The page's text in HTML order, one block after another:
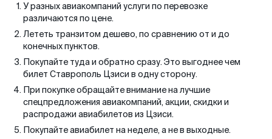
У разных авиакомпаний услуги по перевозке
различаются по цене.
Лететь транзитом дешево, по сравнению от и до
конечных пунктов.
Покупайте туда и обратно сразу. Это выгоднее чем
билет Ставрополь Цзиси в одну сторону.
При покупке обращайте внимание на лучшие
спецпредложения авиакомпаний, акции, скидки и
распродажи авиабилетов из Цзиси.
Покупайте авиабилет на неделе, а не в выходные.